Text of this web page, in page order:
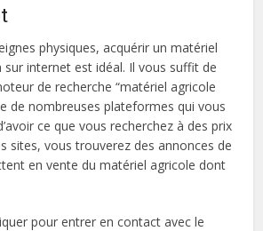
physiques, acquérir un matériel
sur internet est idéal. Il vous suffit de
de recherche “matériel agricole
de nombreuses plateformes qui vous
ce que vous recherchez à des prix
sites, vous trouverez des annonces de
en vente du matériel agricole dont
pour entrer en contact avec le